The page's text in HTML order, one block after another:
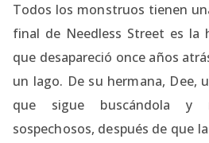
Todos los monstruos tienen
final de Needless Street es la
que desapareció once años
un lago. De su hermana, Dee,
que sigue buscándola y
sospechosos, después de que